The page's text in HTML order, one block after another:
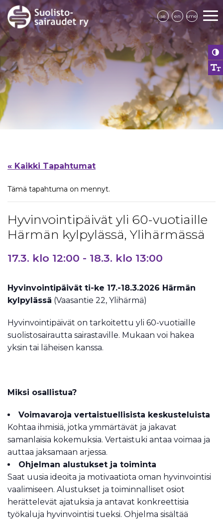
se en sme
« Kaikki Tapahtumat
Tämä tapahtuma on mennyt.
Hyvinvointipäivät yli 60-vuotiaille
Härmän kylpylässä, Ylihärmässä
17.3. klo 12:00 - 18.3. klo 13:00
Hyvinvointipäivät ti-ke 17.-18.3.2026 Härmän
kylpylässä (Vaasantie 22, Ylihärmä)
Hyvinvointipäivät on tarkoitettu yli 60-vuotiaille
suolistosairautta sairastaville. Mukaan voi hakea
yksin tai läheisen kanssa.
Miksi osallistua?
Voimavaroja vertaistuellisista keskusteluista
Kohtaa ihmisiä, jotka ymmärtävät ja jakavat
samanlaisia kokemuksia. Vertaistuki antaa voimaa ja
auttaa jaksamaan arjessa.
Ohjelman alustukset ja toiminta
Saat uusia ideoita ja motivaatiota oman hyvinvointisi
vaalimiseen. Alustukset ja toiminnalliset osiot
herättelevät ajatuksia ja antavat konkreettisia
työkaluja hyvinvointisi tueksi. Ohjelma sisältää